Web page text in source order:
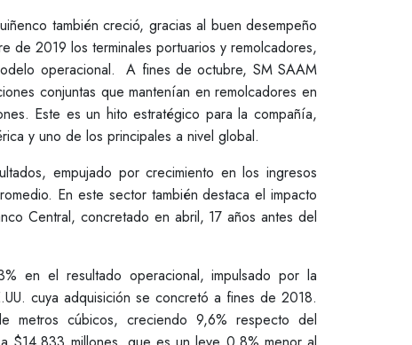
también creció, gracias al buen desempeño
de 2019 los terminales portuarios y remolcadores,
operacional. A fines de octubre, SM SAAM
conjuntas que mantenían en remolcadores en
Este es un hito estratégico para la compañía,
y uno de los principales a nivel global.
empujado por crecimiento en los ingresos
En este sector también destaca el impacto
Central, concretado en abril, 17 años antes del
en el resultado operacional, impulsado por la
cuya adquisición se concretó a fines de 2018.
metros cúbicos, creciendo 9,6% respecto del